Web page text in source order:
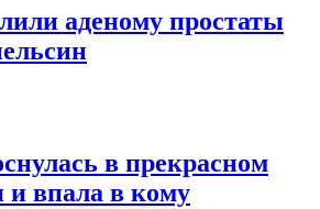
аденому простаты
в прекрасном
и впала в кому